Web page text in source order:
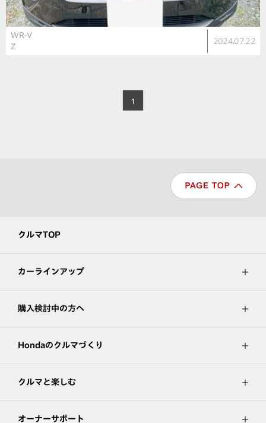
WR-V
Z
2024.07.22
1
クルマTOP
カーラインアップ
購入検討中の方へ
Hondaのクルマづくり
クルマと楽しむ
オーナーサポート